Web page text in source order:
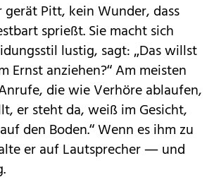
gerät Pitt, kein Wunder, dass
sprießt. Sie macht sich
lustig, sagt: „Das willst
Ernst anziehen?“ Am meisten
die wie Verhöre ablaufen,
er steht da, weiß im Gesicht,
den Boden.“ Wenn es ihm zu
er auf Lautsprecher — und